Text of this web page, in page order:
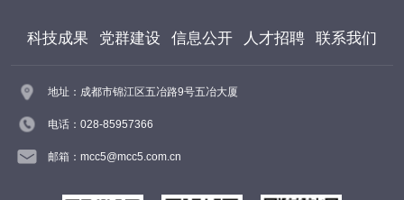
科技成果 党群建设 信息公开 人才招聘 联系我们
地址：成都市锦江区五冶路9号五冶大厦
电话：028-85957366
邮箱：mcc5@mcc5.com.cn